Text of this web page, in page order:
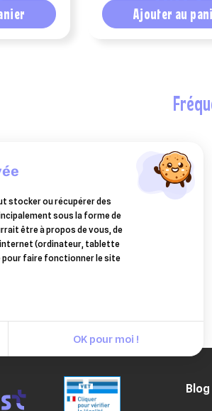
Ajouter au
Blog
stocker ou récupérer des
sous la forme de
être à propos de vous, de
(ordinateur, tablette
pour faire fonctionner le site
OK pour moi !